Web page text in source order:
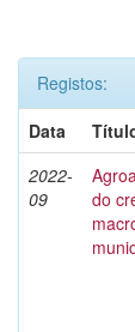
Registos:
Data
2022-
09
do